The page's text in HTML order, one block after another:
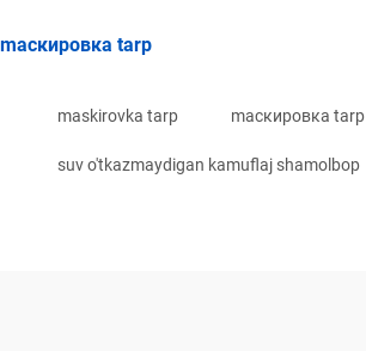
mаскировка tarp
maskirovka tarp mаскировка tarp
suv o'tkazmaydigan kamuflaj shamolbop